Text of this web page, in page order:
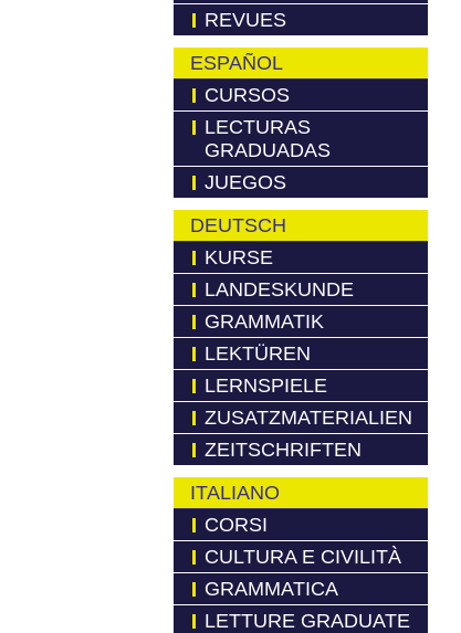
REVUES
ESPAÑOL
CURSOS
LECTURAS
GRADUADAS
JUEGOS
DEUTSCH
KURSE
LANDESKUNDE
GRAMMATIK
LEKTÜREN
LERNSPIELE
ZUSATZMATERIALIEN
ZEITSCHRIFTEN
ITALIANO
CORSI
CULTURA E CIVILITÀ
GRAMMATICA
LETTURE GRADUATE